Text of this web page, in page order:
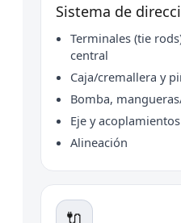
Sistema de
Terminales (tie
central
Caja/cremallera y
Bomba,
Eje y acoplamientos
Alineación
🔌